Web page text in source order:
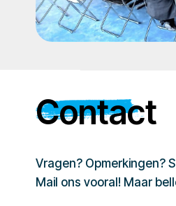
Contact
Vragen? Opmerkingen?
Mail ons vooral! Maar